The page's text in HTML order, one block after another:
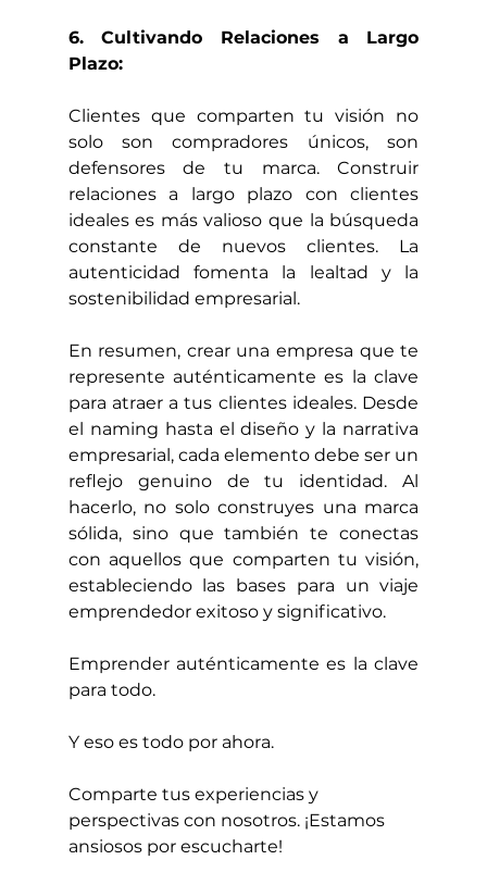
6. Cultivando Relaciones a Largo
Plazo:
Clientes que comparten tu visión no
solo son compradores únicos, son
defensores de tu marca. Construir
relaciones a largo plazo con clientes
ideales es más valioso que la búsqueda
constante de nuevos clientes. La
autenticidad fomenta la lealtad y la
sostenibilidad empresarial.
En resumen, crear una empresa que te
represente auténticamente es la clave
para atraer a tus clientes ideales. Desde
el naming hasta el diseño y la narrativa
empresarial, cada elemento debe ser un
reflejo genuino de tu identidad. Al
hacerlo, no solo construyes una marca
sólida, sino que también te conectas
con aquellos que comparten tu visión,
estableciendo las bases para un viaje
emprendedor exitoso y significativo.
Emprender auténticamente es la clave
para todo.
Y eso es todo por ahora.
Comparte tus experiencias y
perspectivas con nosotros. ¡Estamos
ansiosos por escucharte!